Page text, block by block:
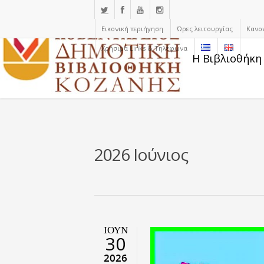
Εικονική περιήγηση Ώρες λειτουργίας
Χρήσιμα Links & Τηλέφωνα
Η
2026 Ιούνιος
ΙΟΎΝ
30
2026